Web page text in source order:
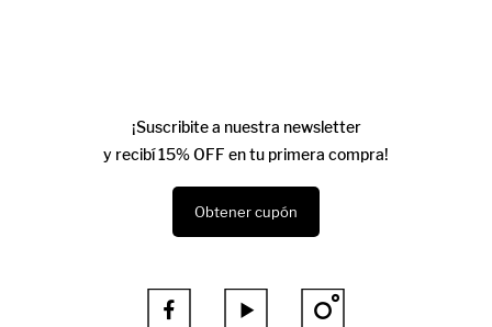
¡Suscribite a nuestra newsletter
y recibí 15% OFF en tu primera compra!
Obtener cupón
  